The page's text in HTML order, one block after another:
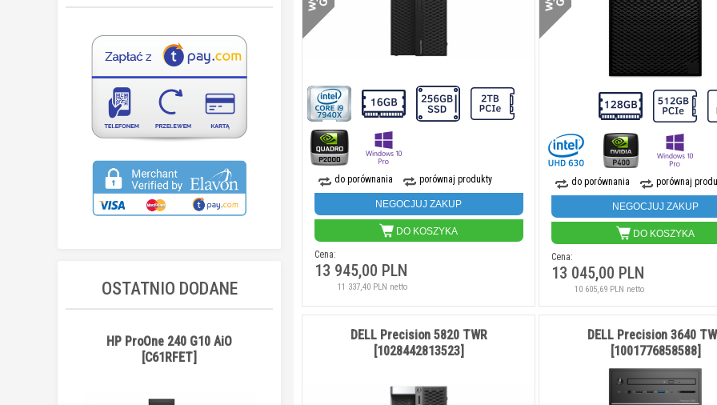
OSTATNIO DODANE
HP ProOne 240 G10 AiO
[C61RFET]
Replikator portów HP USB-C
[50H98AA]
Replikator portów HP USB-C
HP Thunderbolt
do porównania porównaj produkty
NEGOCJUJ ZAKUP
DO KOSZYKA
Cena:
13 945,00 PLN
11 337,40 PLN netto
do porównania porównaj
NEGOCJUJ ZAKUP
DO KOSZYKA
Cena:
13 045,00 PLN
10 605,69 PLN netto
DELL Precision 5820 TWR
[1028442813523]
DELL Precision 3640
[1001776858588]